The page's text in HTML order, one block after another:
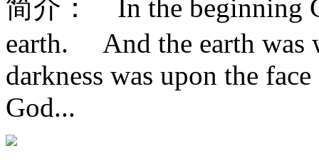
简介：
In the beginning
earth. And the earth was
darkness was upon the
God...